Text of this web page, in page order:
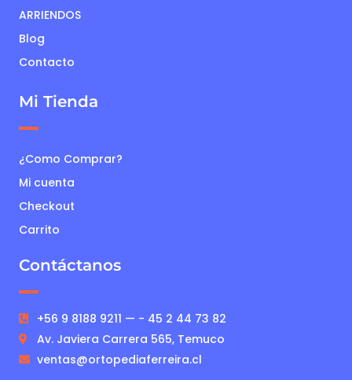
ARRIENDOS
Blog
Contacto
Mi Tienda
¿Como Comprar?
Mi cuenta
Checkout
Carrito
Contáctanos
+56 9 8188 9211 — - 45 2 44 73 82
Av. Javiera Carrera 565, Temuco
ventas@ortopediaferreira.cl